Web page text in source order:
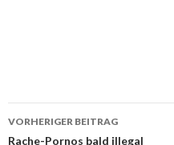
VORHERIGER BEITRAG
Rache-Pornos bald illegal